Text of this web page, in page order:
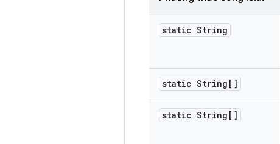
static String
static String[]
static String[]